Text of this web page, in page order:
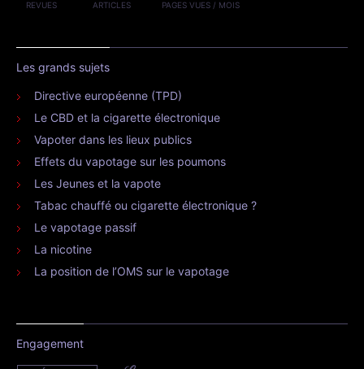
REVUES ARTICLES PAGES VUES / MOIS
Les grands sujets
Directive européenne (TPD)
Le CBD et la cigarette électronique
Vapoter dans les lieux publics
Effets du vapotage sur les poumons
Les Jeunes et la vapote
Tabac chauffé ou cigarette électronique ?
Le vapotage passif
La nicotine
La position de l’OMS sur le vapotage
Engagement